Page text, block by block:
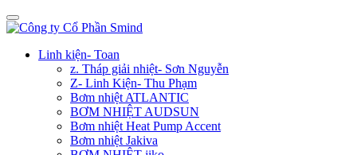
Linh kiện- Toan
z. Tháp giải nhiệt- Sơn Nguyễn
Z- Linh Kiện- Thu Phạm
Bơm nhiệt ATLANTIC
BƠM NHIỆT AUDSUN
Bơm nhiệt Heat Pump Accent
Bơm nhiệt Jakiva